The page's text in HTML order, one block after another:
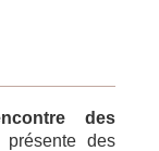
des
présente des